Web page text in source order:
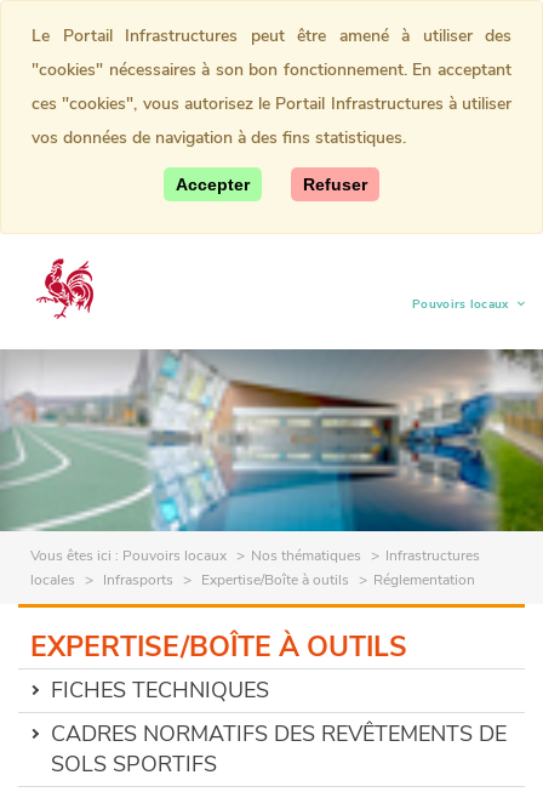
Pouvoirs locaux
(current)
Vous êtes ici : Pouvoirs locaux Nos thématiques
Infrastructures
locales
Infrasports Expertise/Boîte à outils Réglementation
EXPERTISE/BOÎTE À OUTILS
FICHES TECHNIQUES
CADRES NORMATIFS DES REVÊTEMENTS DE
SOLS SPORTIFS
Le Portail Infrastructures peut être amené à utiliser des
"cookies" nécessaires à son bon fonctionnement. En acceptant
ces "cookies", vous autorisez le Portail Infrastructures à utiliser
vos données de navigation à des fins statistiques.
Accepter Refuser